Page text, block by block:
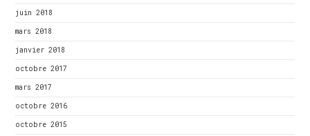
juin 2018
mars 2018
janvier 2018
octobre 2017
mars 2017
octobre 2016
octobre 2015